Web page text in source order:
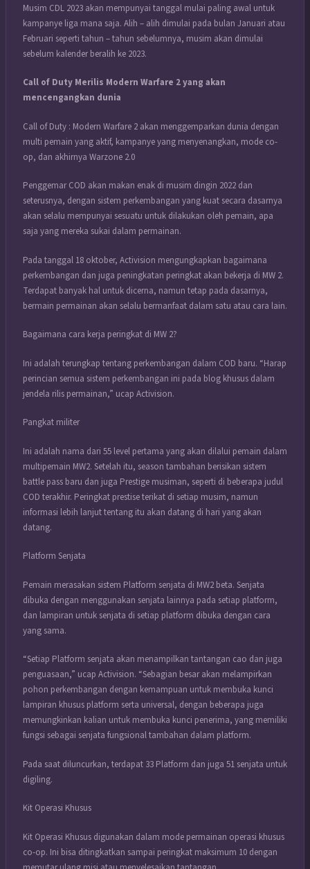
Musim CDL 2023 akan mempunyai tanggal mulai paling awal untuk
kampanye liga mana saja. Alih – alih dimulai pada bulan Januari atau
Februari seperti tahun – tahun sebelumnya, musim akan dimulai
sebelum kalender beralih ke 2023.
Call of Duty Merilis Modern Warfare 2 yang akan
mencengangkan dunia
Call of Duty : Modern Warfare 2 akan menggemparkan dunia dengan
multi pemain yang aktif, kampanye yang menyenangkan, mode co-
op, dan akhirnya Warzone 2.0
Penggemar COD akan makan enak di musim dingin 2022 dan
seterusnya, dengan sistem perkembangan yang kuat secara dasarnya
akan selalu mempunyai sesuatu untuk dilakukan oleh pemain, apa
saja yang mereka sukai dalam permainan.
Pada tanggal 18 oktober, Activision mengungkapkan bagaimana
perkembangan dan juga peningkatan peringkat akan bekerja di MW 2.
Terdapat banyak hal untuk dicerna, namun tetap pada dasarnya,
bermain permainan akan selalu bermanfaat dalam satu atau cara lain.
Bagaimana cara kerja peringkat di MW 2?
Ini adalah terungkap tentang perkembangan dalam COD baru. “Harap
perincian semua sistem perkembangan ini pada blog khusus dalam
jendela rilis permainan,” ucap Activision.
Pangkat militer
Ini adalah nama dari 55 level pertama yang akan dilalui pemain dalam
multipemain MW2. Setelah itu, season tambahan berisikan sistem
battle pass baru dan juga Prestige musiman, seperti di beberapa judul
COD terakhir. Peringkat prestise terikat di setiap musim, namun
informasi lebih lanjut tentang itu akan datang di hari yang akan
datang.
Platform Senjata
Pemain merasakan sistem Platform senjata di MW2 beta. Senjata
dibuka dengan menggunakan senjata lainnya pada setiap platform,
dan lampiran untuk senjata di setiap platform dibuka dengan cara
yang sama.
“Setiap Platform senjata akan menampilkan tantangan cao dan juga
penguasaan,” ucap Activision. “Sebagian besar akan melampirkan
pohon perkembangan dengan kemampuan untuk membuka kunci
lampiran khusus platform serta universal, dengan beberapa juga
memungkinkan kalian untuk membuka kunci penerima, yang memiliki
fungsi sebagai senjata fungsional tambahan dalam platform.
Pada saat diluncurkan, terdapat 33 Platform dan juga 51 senjata untuk
digiling.
Kit Operasi Khusus
Kit Operasi Khusus digunakan dalam mode permainan operasi khusus
co-op. Ini bisa ditingkatkan sampai peringkat maksimum 10 dengan